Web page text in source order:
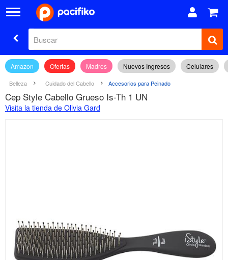
Amazon Ofertas Madres Nuevos Ingresos Celulares
Belleza Cuidado del Cabello Accesorios para Peinado
Cep Style Cabello Grueso Is-Th 1 UN
Visita la tienda de Olivia Gard